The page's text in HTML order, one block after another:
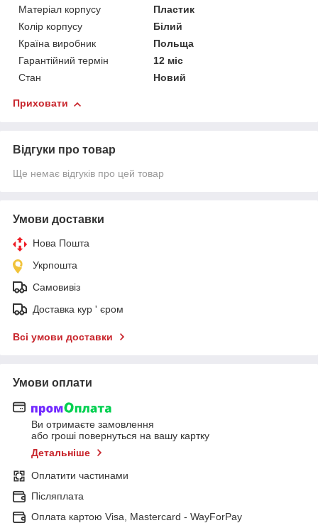
Матеріал корпусу
Пластик
Колір корпусу
Білий
Країна виробник
Польща
Гарантійний термін
12 міс
Стан
Новий
Приховати
Відгуки про товар
Ще немає відгуків про цей товар
Умови доставки
Нова Пошта
Укрпошта
Самовивіз
Доставка кур ' єром
Всі умови доставки
Умови оплати
Ви отримаєте замовлення
або гроші повернуться на вашу картку
Детальніше
Оплатити частинами
Післяплата
Оплата картою Visa, Mastercard - WayForPay